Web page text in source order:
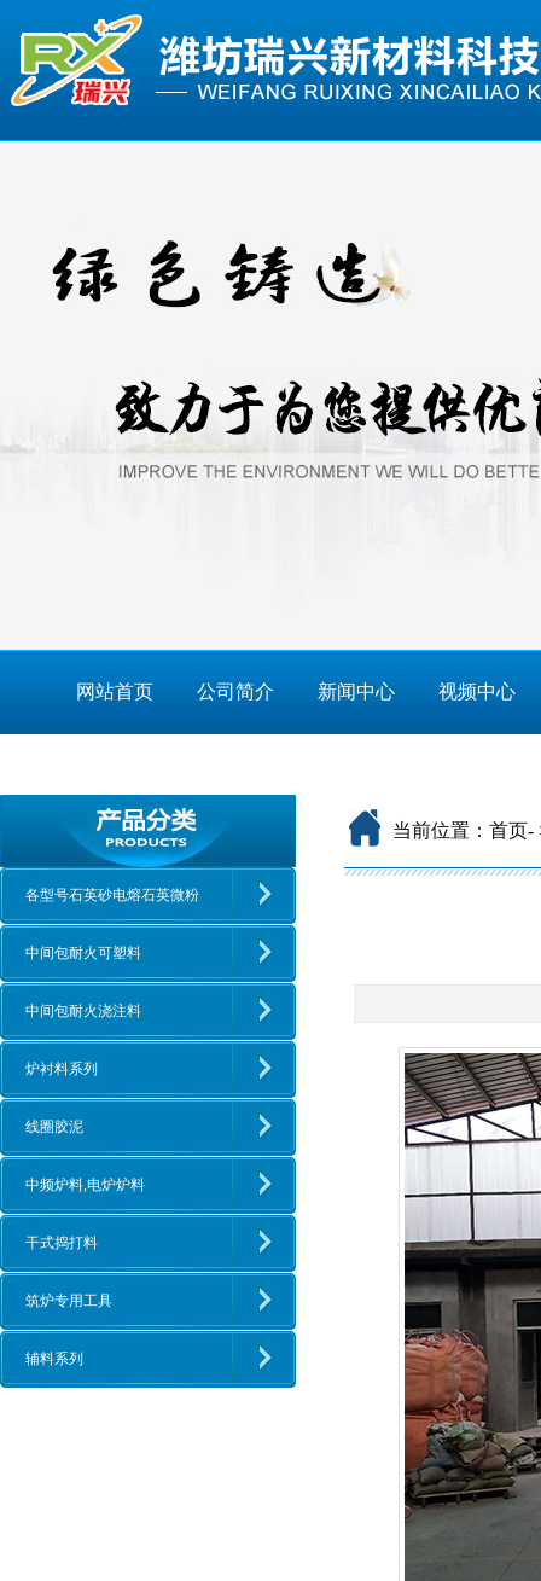
网站首页 公司简介 新闻中心 视频中心
各型号石英砂电熔石英微粉
中间包耐火可塑料
中间包耐火浇注料
炉衬料系列
线圈胶泥
中频炉料,电炉炉料
干式捣打料
筑炉专用工具
辅料系列
当前位置： 首页-